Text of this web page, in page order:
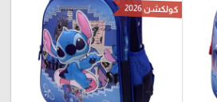
كولكشن 2026